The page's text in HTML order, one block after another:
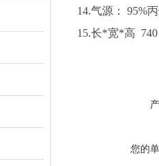
14.气源：
95%
15.长*宽*高 740
您的